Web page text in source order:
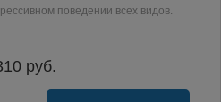
поведении всех видов.
руб.